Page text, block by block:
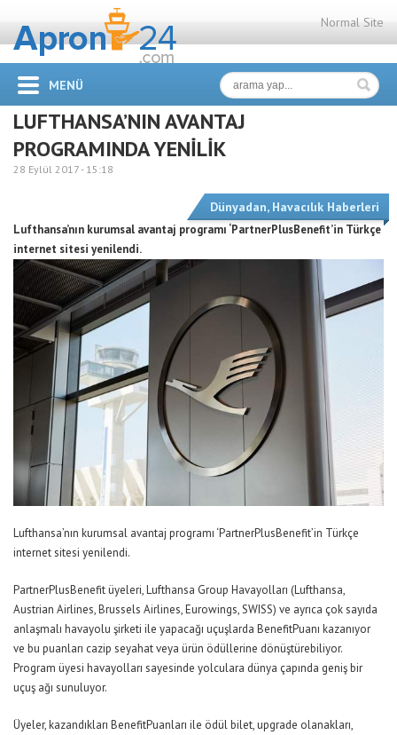
Normal Site
MENÜ
LUFTHANSA’NIN AVANTAJ
PROGRAMINDA YENİLİK
28 Eylül 2017 - 15:18
Dünyadan, Havacılık Haberleri
Lufthansa’nın kurumsal avantaj programı ‘PartnerPlusBenefit’in Türkçe
internet sitesi yenilendi.
Lufthansa’nın kurumsal avantaj programı ‘PartnerPlusBenefit’in Türkçe
internet sitesi yenilendi.
PartnerPlusBenefit üyeleri, Lufthansa Group Havayolları (Lufthansa,
Austrian Airlines, Brussels Airlines, Eurowings, SWISS) ve ayrıca çok sayıda
anlaşmalı havayolu şirketi ile yapacağı uçuşlarda BenefitPuanı kazanıyor
ve bu puanları cazip seyahat veya ürün ödüllerine dönüştürebiliyor.
Program üyesi havayolları sayesinde yolculara dünya çapında geniş bir
uçuş ağı sunuluyor.
Üyeler, kazandıkları BenefitPuanları ile ödül bilet, upgrade olanakları,